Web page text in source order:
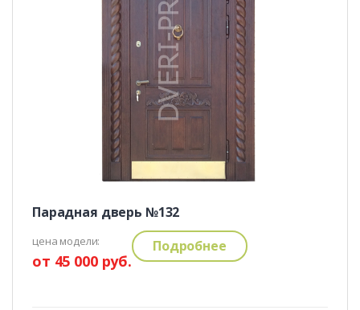
Парадная дверь №132
цена модели:
от 45 000 руб.
Подробнее